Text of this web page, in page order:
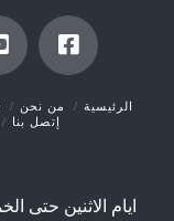
الرئيسية من نحن
إتصل بنا